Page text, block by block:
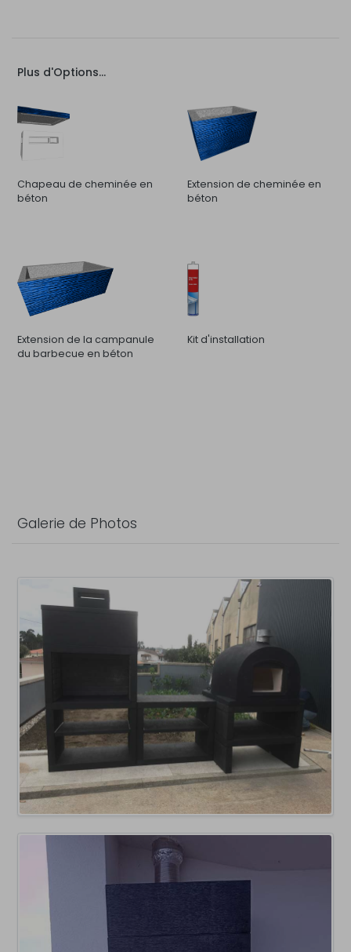
Plus d'Options...
Chapeau de cheminée en
béton
Extension de cheminée en
béton
Extension de la campanule
du barbecue en béton
Kit d'installation
Galerie de Photos